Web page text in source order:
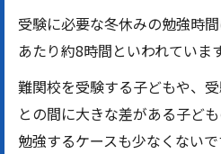
受験に必要な冬休みの勉強時
あたり約8時間といわれています
難関校を受験する子どもや、
との間に大きな差がある子ど
勉強するケースも少なくないで